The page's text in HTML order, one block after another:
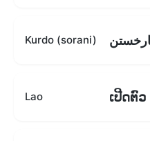
Kurdo (sorani)
Lao ເປີດຕົວ